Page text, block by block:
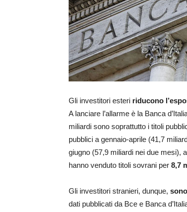
Gli investitori esteri riducono
A lanciare l’allarme è la Banca
miliardi sono soprattutto i titoli
pubblici a gennaio-aprile (41,7
giugno (57,9 miliardi nei due mesi),
hanno venduto titoli sovrani per 8,7
Gli investitori stranieri, dunque,
dati pubblicati da Bce e Banca